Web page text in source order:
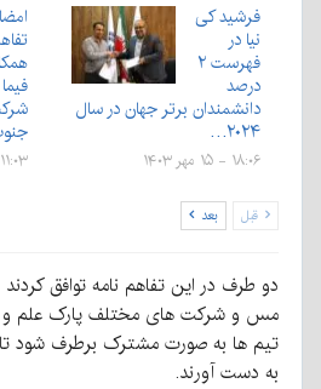
فرشید کی
نیا در
فهرست ۲
درصد
دانشمندان برتر جهان در سال
۲۰۲۴…
۱۸:۰۶ - ۱۵ مهر ۱۴۰۳
امضا
۱۱:۰۳ - ۱۶ آذر ۱۴۰۲
قبل بعد
دو طرف در این تفاهم نامه توافق کردند
مس و شرکت های مختلف پارک علم‌ و
تیم‌ ها به صورت‌ مشترک برطرف شود تا
به دست‌ آورند.